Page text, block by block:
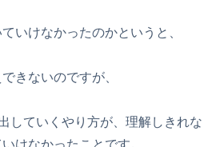
いけなかったのかというと、
きないのですが、
していくやり方が、理解しきれな
けなかったことです。